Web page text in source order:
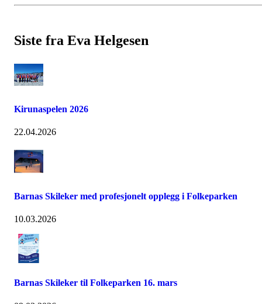
Siste fra Eva Helgesen
Kirunaspelen 2026
22.04.2026
Barnas Skileker med profesjonelt opplegg i Folkeparken
10.03.2026
Barnas Skileker til Folkeparken 16. mars